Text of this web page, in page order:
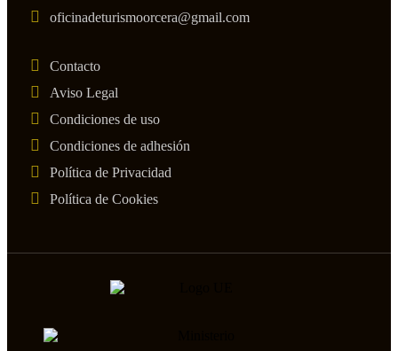
oficinadeturismoorcera@gmail.com
Contacto
Aviso Legal
Condiciones de uso
Condiciones de adhesión
Política de Privacidad
Política de Cookies